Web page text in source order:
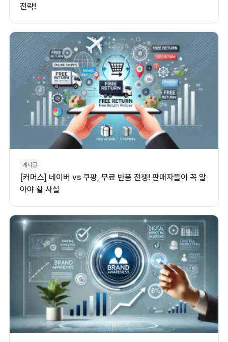
전략!
게시글
[커머스] 네이버 vs 쿠팡, 무료 반품 전쟁! 판매자들이 꼭 알
아야 할 사실